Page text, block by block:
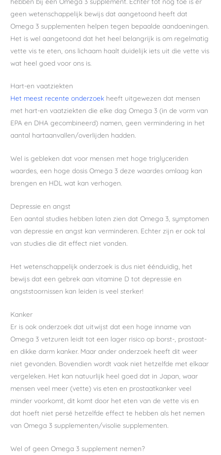
geen wetenschappelijk bewijs dat aangetoond heeft dat
Omega 3 supplementen helpen tegen bepaalde aandoeningen.
Het is wel aangetoond dat het heel belangrijk is om regelmatig
vette vis te eten, ons lichaam haalt duidelijk iets uit die vette vis
wat heel goed voor ons is.
Hart-en vaatziekten
Het meest recente onderzoek heeft uitgewezen dat mensen
met hart-en vaatziekten die elke dag Omega 3 (in de vorm van
EPA en DHA gecombineerd) namen, geen vermindering in het
aantal hartaanvallen/overlijden hadden.
Wel is gebleken dat voor mensen met hoge triglyceriden
waardes, een hoge dosis Omega 3 deze waardes omlaag kan
brengen en HDL wat kan verhogen.
Depressie en angst
Een aantal studies hebben laten zien dat Omega 3, symptomen
van depressie en angst kan verminderen. Echter zijn er ook tal
van studies die dit effect niet vonden.
Het wetenschappelijk onderzoek is dus niet éénduidig, het
bewijs dat een gebrek aan vitamine D tot depressie en
angststoornissen kan leiden is veel sterker!
Kanker
Er is ook onderzoek dat uitwijst dat een hoge inname van
Omega 3 vetzuren leidt tot een lager risico op borst-, prostaat-
en dikke darm kanker. Maar ander onderzoek heeft dit weer
niet gevonden. Bovendien wordt vaak niet hetzelfde met elkaar
vergeleken. Het kan natuurlijk heel goed dat in Japan, waar
mensen veel meer (vette) vis eten en prostaatkanker veel
minder voorkomt, dit komt door het eten van de vette vis en
dat hoeft niet persé hetzelfde effect te hebben als het nemen
van Omega 3 supplementen/visolie supplementen.
Wel of geen Omega 3 supplement nemen?